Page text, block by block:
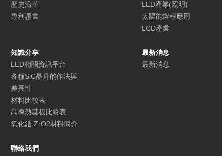
歷史沿革
專利證書
LED產業(照明)
太陽能製程應用
LCD產業
知識分享
LED相關資訊平台
各種SiC晶舟的作法與
差異性
材料比較表
高導熱基板比較表
氧化鋯 ZrO2材料簡介
最新消息
最新消息
聯絡我們